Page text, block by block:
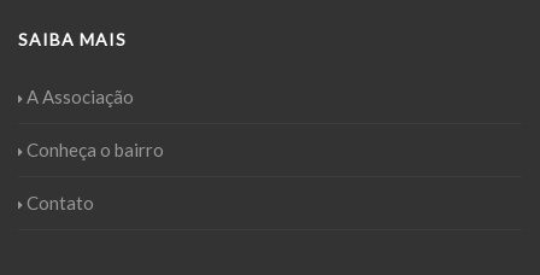
SAIBA MAIS
A Associação
Conheça o bairro
Contato